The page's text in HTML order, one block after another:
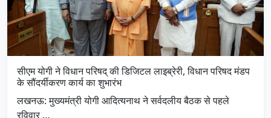
सीएम योगी ने विधान परिषद् की डिजिटल लाइब्रेरी, विधान परिषद मंडप
के सौंदर्यीकरण कार्य का शुभारंभ
लखनऊ: मुख्यमंत्री योगी आदित्यनाथ ने सर्वदलीय बैठक से पहले
रविवार …